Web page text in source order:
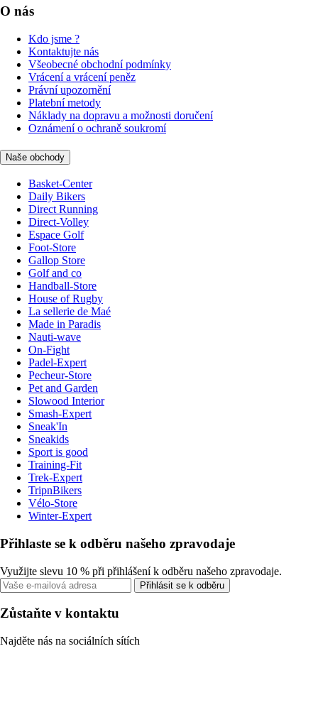
O nás
Kdo jsme ?
Kontaktujte nás
Všeobecné obchodní podmínky
Vrácení a vrácení peněz
Právní upozornění
Platební metody
Náklady na dopravu a možnosti doručení
Oznámení o ochraně soukromí
Naše obchody
Basket-Center
Daily Bikers
Direct Running
Direct-Volley
Espace Golf
Foot-Store
Gallop Store
Golf and co
Handball-Store
House of Rugby
La sellerie de Maé
Made in Paradis
Nauti-wave
On-Fight
Padel-Expert
Pecheur-Store
Pet and Garden
Slowood Interior
Smash-Expert
Sneak'In
Sneakids
Sport is good
Training-Fit
Trek-Expert
TripnBikers
Vélo-Store
Winter-Expert
Přihlaste se k odběru našeho zpravodaje
Využijte slevu 10 % při přihlášení k odběru našeho zpravodaje.
Přihlásit se k odběru
Zůstaňte v kontaktu
Najděte nás na sociálních sítích